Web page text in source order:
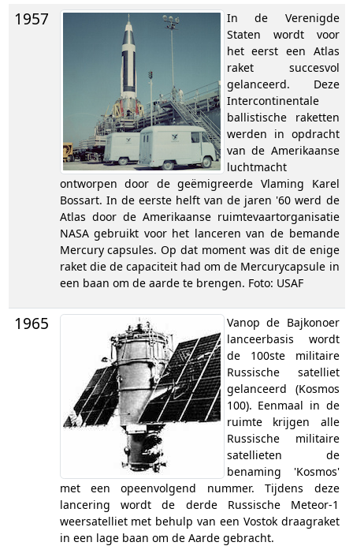
1957
In de Verenigde
Staten wordt voor
het eerst een Atlas
raket succesvol
gelanceerd. Deze
Intercontinentale
ballistische raketten
werden in opdracht
van de Amerikaanse
luchtmacht
ontworpen door de geëmigreerde Vlaming Karel
Bossart. In de eerste helft van de jaren '60 werd de
Atlas door de Amerikaanse ruimtevaartorganisatie
NASA gebruikt voor het lanceren van de bemande
Mercury capsules. Op dat moment was dit de enige
raket die de capaciteit had om de Mercurycapsule in
een baan om de aarde te brengen. Foto: USAF
1965
Vanop de Bajkonoer
lanceerbasis wordt
de 100ste militaire
Russische satelliet
gelanceerd (Kosmos
100). Eenmaal in de
ruimte krijgen alle
Russische militaire
satellieten de
benaming 'Kosmos'
met een opeenvolgend nummer. Tijdens deze
lancering wordt de derde Russische Meteor-1
weersatelliet met behulp van een Vostok draagraket
in een lage baan om de Aarde gebracht.